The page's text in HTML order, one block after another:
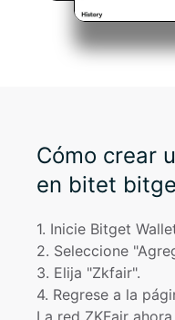
Cómo crear
en bitet
1. Inicie Bitget
2. Seleccione
3. Elija "Zkfair".
4. Regrese a la
La red ZKFair